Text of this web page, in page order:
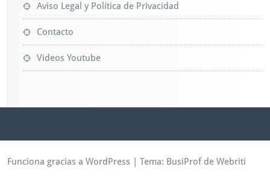
Aviso Legal y Política de Privacidad
Contacto
Videos Youtube
Funciona gracias a WordPress | Tema: BusiProf de Webriti